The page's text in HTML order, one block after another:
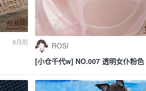
8月前
ROSI
[小仓千代w] NO.007 透明女仆粉色